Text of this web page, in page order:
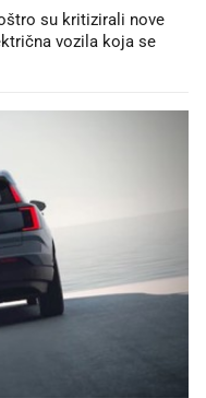
su kritizirali nove
vozila koja se